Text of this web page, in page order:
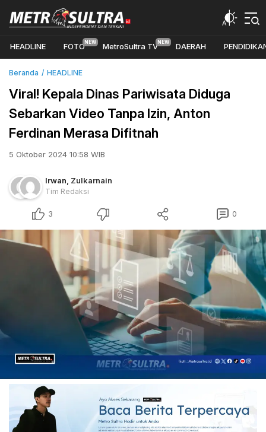
HEADLINE FOTO MetroSultra TV DAERAH
Beranda HEADLINE
Viral! Kepala Dinas Pariwisata Diduga
Sebarkan Video Tanpa Izin, Anton
Ferdinan Merasa Difitnah
5 Oktober 2024 10:58 WIB
Irwan Zulkarnain
Tim Redaksi
3 0